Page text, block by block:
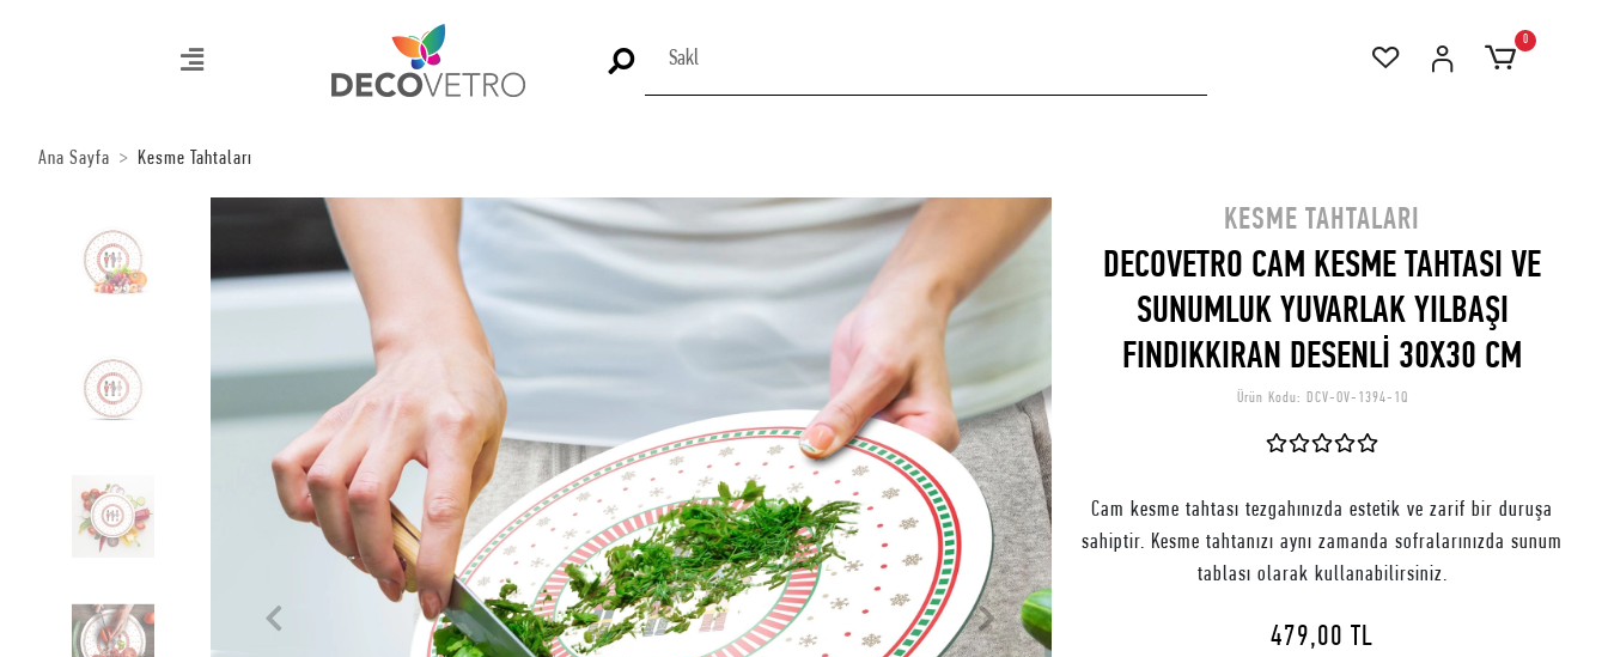
0
Ana Sayfa Kesme Tahtaları
KESME TAHTALARI
DECOVETRO CAM KESME TAHTASI VE
SUNUMLUK YUVARLAK YILBAŞI
FINDIKKIRAN DESENLİ 30X30 CM
Ürün Kodu: DCV-OV-1394-1Q
Cam kesme tahtası tezgahınızda estetik ve zarif bir duruşa
sahiptir. Kesme tahtanızı aynı zamanda sofralarınızda sunum
tablası olarak kullanabilirsiniz.
479,00 TL